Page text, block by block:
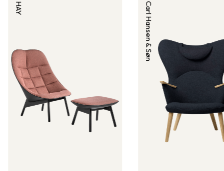
HAY Carl Hansen & Søn